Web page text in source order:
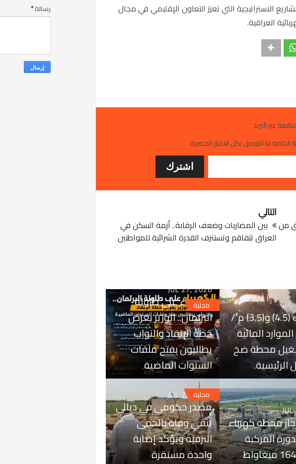
الاستراتيجية التي تعزز التعاون الإقليمي في مجال
العراقية.
عبر البريد
الخاصة بنا للتوصل بكل الاخبار الحصرية
التالي
بين المضاربات وضعف الرقابة.. أزمة السكن في
العراق تتفاقم وتستنزف القدرة الشرائية للمواطنين
من
بتصاريف (4.5) و(3.5) م³/
الموارد المائية
محطة ضخ
الرئيسية.
محلية
JUL 27, 2026
الكهرباء على طاولة
البرلمان.. الوزير يعرض
خطة الإنقاذ والنواب
يطالبون بفتح ملفات
السنوات الماضية
محطة كهرباء
المركبة
محلية
JUL 25, 2026
مصدر حكومي في ديالى
ينفي وفاة بالحمى
النزفية ويؤكد إصابة
واحدة مستقرة
رسالة*